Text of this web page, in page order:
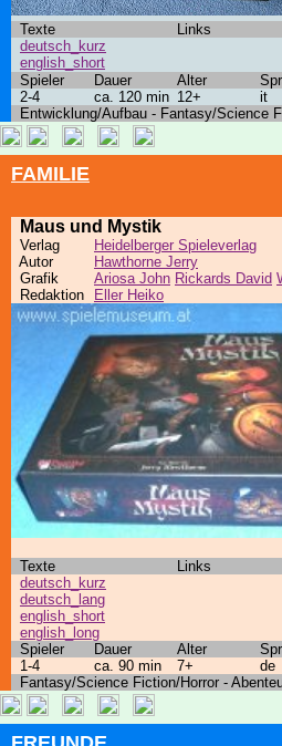
Texte Links
deutsch_kurz
english_short
Spieler
Dauer Alter
2-4
ca. 120 min 12+ it
Entwicklung/Aufbau - Fantasy/Science
FAMILIE
Maus und Mystik
Verlag
Heidelberger Spieleverlag
Autor
Hawthorne Jerry
Grafik
Ariosa John Rickards David
Redaktion
Eller Heiko
Texte Links
deutsch_kurz
deutsch_lang
english_short
english_long
Spieler Dauer Alter
1-4
ca. 90 min 7+ de
Fantasy/Science Fiction/Horror -